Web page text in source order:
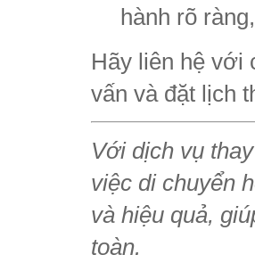
hành rõ
Hãy liên hệ với
vấn và đặt lịch
Với dịch vụ
việc di chuyển
và hiệu quả,
toàn.